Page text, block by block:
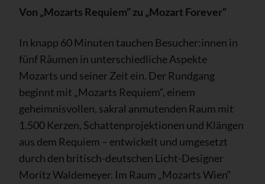
Von „Mozarts Requiem“ zu „Mozart Forever“
In knapp 60 Minuten tauchen Besucher:innen in
fünf Räumen in unterschiedliche Aspekte
Mozarts und seiner Zeit ein. Der Rundgang
beginnt mit „Mozarts Requiem“, einem
geheimnisvollen, sakral anmutenden Raum mit
1.500 Kerzen, Schattenprojektionen und Klängen
aus dem Requiem – entwickelt und umgesetzt
durch den britisch-deutschen Licht-Designer
Moritz Waldemeyer. Im Raum „Mozarts Wien“